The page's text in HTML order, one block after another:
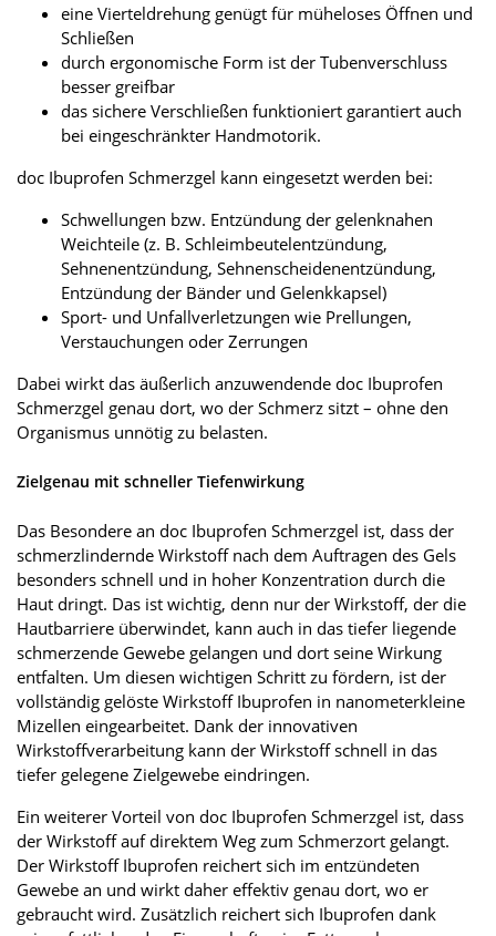
eine Vierteldrehung genügt für müheloses Öffnen und
Schließen
durch ergonomische Form ist der Tubenverschluss
besser greifbar
das sichere Verschließen funktioniert garantiert auch
bei eingeschränkter Handmotorik.
doc Ibuprofen Schmerzgel kann eingesetzt werden bei:
Schwellungen bzw. Entzündung der gelenknahen
Weichteile (z. B. Schleimbeutelentzündung,
Sehnenentzündung, Sehnenscheidenentzündung,
Entzündung der Bänder und Gelenkkapsel)
Sport- und Unfallverletzungen wie Prellungen,
Verstauchungen oder Zerrungen
Dabei wirkt das äußerlich anzuwendende doc Ibuprofen
Schmerzgel genau dort, wo der Schmerz sitzt – ohne den
Organismus unnötig zu belasten.
Zielgenau mit schneller Tiefenwirkung
Das Besondere an doc Ibuprofen Schmerzgel ist, dass der
schmerzlindernde Wirkstoff nach dem Auftragen des Gels
besonders schnell und in hoher Konzentration durch die
Haut dringt. Das ist wichtig, denn nur der Wirkstoff, der die
Hautbarriere überwindet, kann auch in das tiefer liegende
schmerzende Gewebe gelangen und dort seine Wirkung
entfalten. Um diesen wichtigen Schritt zu fördern, ist der
vollständig gelöste Wirkstoff Ibuprofen in nanometerkleine
Mizellen eingearbeitet. Dank der innovativen
Wirkstoffverarbeitung kann der Wirkstoff schnell in das
tiefer gelegene Zielgewebe eindringen.
Ein weiterer Vorteil von doc Ibuprofen Schmerzgel ist, dass
der Wirkstoff auf direktem Weg zum Schmerzort gelangt.
Der Wirkstoff Ibuprofen reichert sich im entzündeten
Gewebe an und wirkt daher effektiv genau dort, wo er
gebraucht wird. Zusätzlich reichert sich Ibuprofen dank